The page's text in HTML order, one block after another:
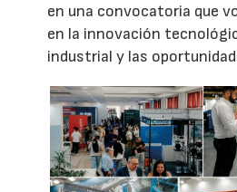
en una convocatoria que
en la innovación
industrial y las